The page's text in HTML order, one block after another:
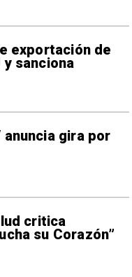
exportación de
y sanciona
anuncia gira por
critica
su Corazón”